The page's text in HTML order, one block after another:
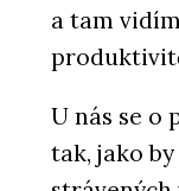
a tam
U nás se o
tak, jako